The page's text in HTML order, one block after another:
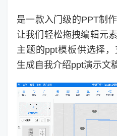
是一款入门级的PPT制
让我们轻松拖拽编辑元
主题的ppt模板供选择
生成自我介绍ppt演示文